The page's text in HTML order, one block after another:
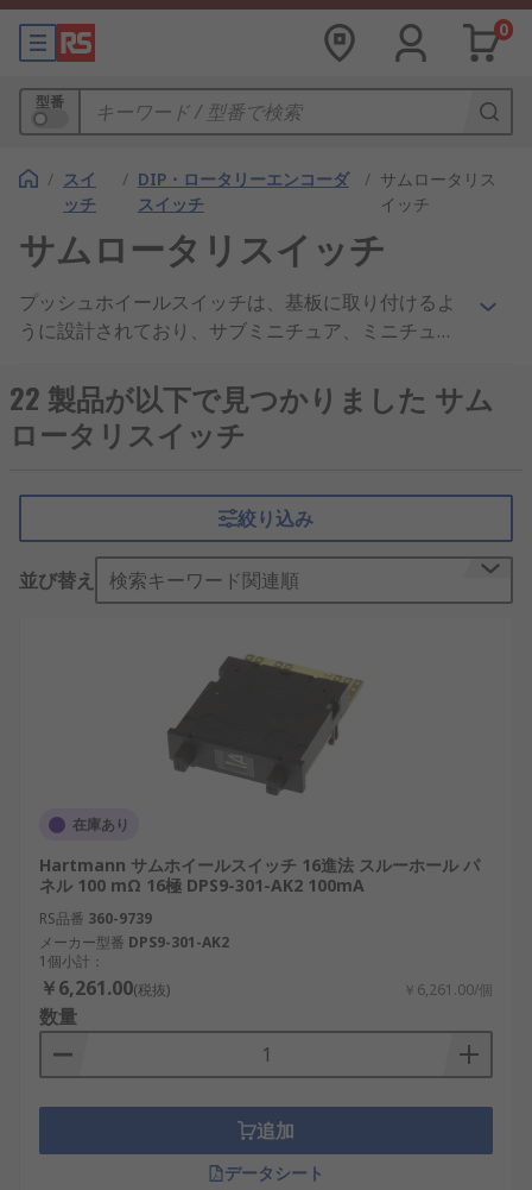
0
型番
/ スイ
ッチ
/ DIP・ロータリーエンコーダ
スイッチ
/ サムロータリス
イッチ
サムロータリスイッチ
プッシュホイールスイッチは、基板に取り付けるよ
うに設計されており、サブミニチュア、ミニチュ
タイプのスイッチは、回転するホイール又はボタン
によって操作され、複数の位置で停止できる回転す
るシャフトを作動させます。
22 製品が以下で見つかりました サム
ロータリスイッチ
絞り込み
並び替え 検索キーワード関連順
在庫あり
Hartmann サムホイールスイッチ 16進法 スルーホール パ
ネル 100 mΩ 16極 DPS9-301-AK2 100mA
RS品番 360-9739
メーカー型番 DPS9-301-AK2
1個小計：
￥6,261.00(税抜) ￥6,261.00/個
数量
追加
データシート